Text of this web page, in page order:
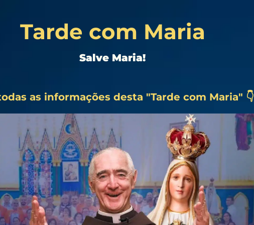
Tarde com Maria
Salve Maria!
as informações desta "Tarde com Maria" 👇